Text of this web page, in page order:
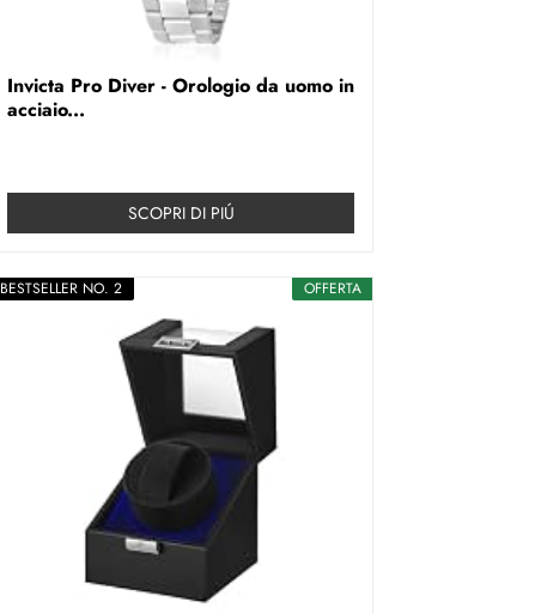
Invicta Pro Diver - Orologio da uomo in
acciaio...
SCOPRI DI PIÚ
OFFERTA
BESTSELLER NO. 2